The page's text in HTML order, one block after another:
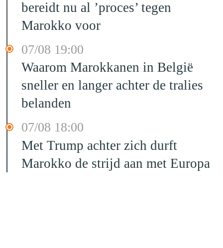
bereidt nu al ’proces’ tegen
Marokko voor
07/08 19:00
Waarom Marokkanen in België
sneller en langer achter de tralies
belanden
07/08 18:00
Met Trump achter zich durft
Marokko de strijd aan met Europa